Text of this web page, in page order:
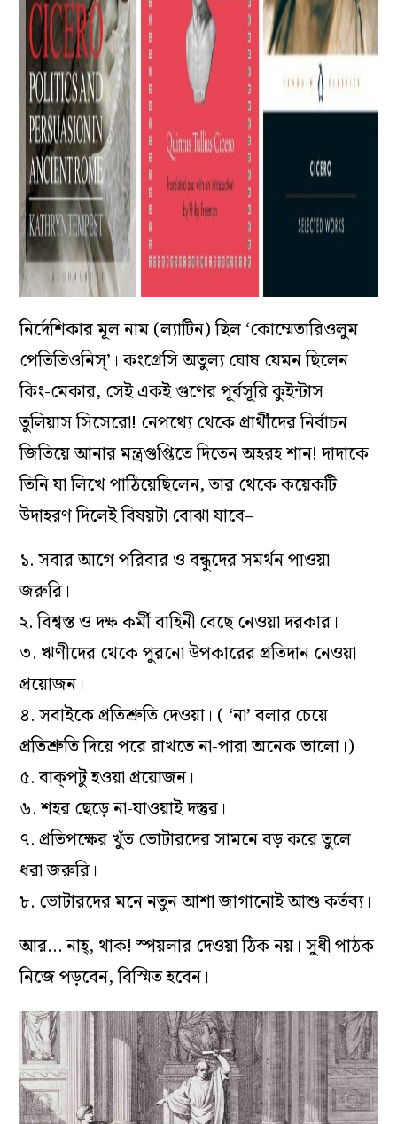
নির্দেশিকার মূল নাম (ল্যাটিন) ছিল ‘কোম্মেতারিওলুম
পেতিতিওনিস্’। কংগ্রেসি অতুল্য ঘোষ যেমন ছিলেন
কিং-মেকার, সেই একই গুণের পূর্বসূরি কুইন্টাস
তুলিয়াস সিসেরো! নেপথ্যে থেকে প্রার্থীদের নির্বাচন
জিতিয়ে আনার মন্ত্রগুপ্তিতে দিতেন অহরহ শান! দাদাকে
তিনি যা লিখে পাঠিয়েছিলেন, তার থেকে কয়েকটি
উদাহরণ দিলেই বিষয়টা বোঝা যাবে–
১. সবার আগে পরিবার ও বন্ধুদের সমর্থন পাওয়া
জরুরি।
২. বিশ্বস্ত ও দক্ষ কর্মী বাহিনী বেছে নেওয়া দরকার।
৩. ঋণীদের থেকে পুরনো উপকারের প্রতিদান নেওয়া
প্রয়োজন।
৪. সবাইকে প্রতিশ্রুতি দেওয়া। ( ‘না’ বলার চেয়ে
প্রতিশ্রুতি দিয়ে পরে রাখতে না-পারা অনেক ভালো।)
৫. বাক্পটু হওয়া প্রয়োজন।
৬. শহর ছেড়ে না-যাওয়াই দস্তুর।
৭. প্রতিপক্ষের খুঁত ভোটারদের সামনে বড় করে তুলে
ধরা জরুরি।
৮. ভোটারদের মনে নতুন আশা জাগানোই আশু কর্তব্য।
আর… নাহ্, থাক! স্পয়লার দেওয়া ঠিক নয়। সুধী পাঠক
নিজে পড়বেন, বিস্মিত হবেন।